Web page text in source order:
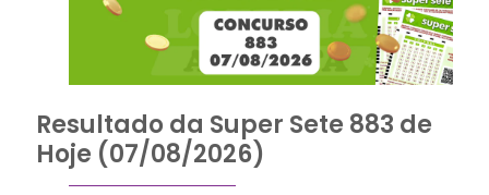
Resultado da Super Sete 883 de
Hoje (07/08/2026)